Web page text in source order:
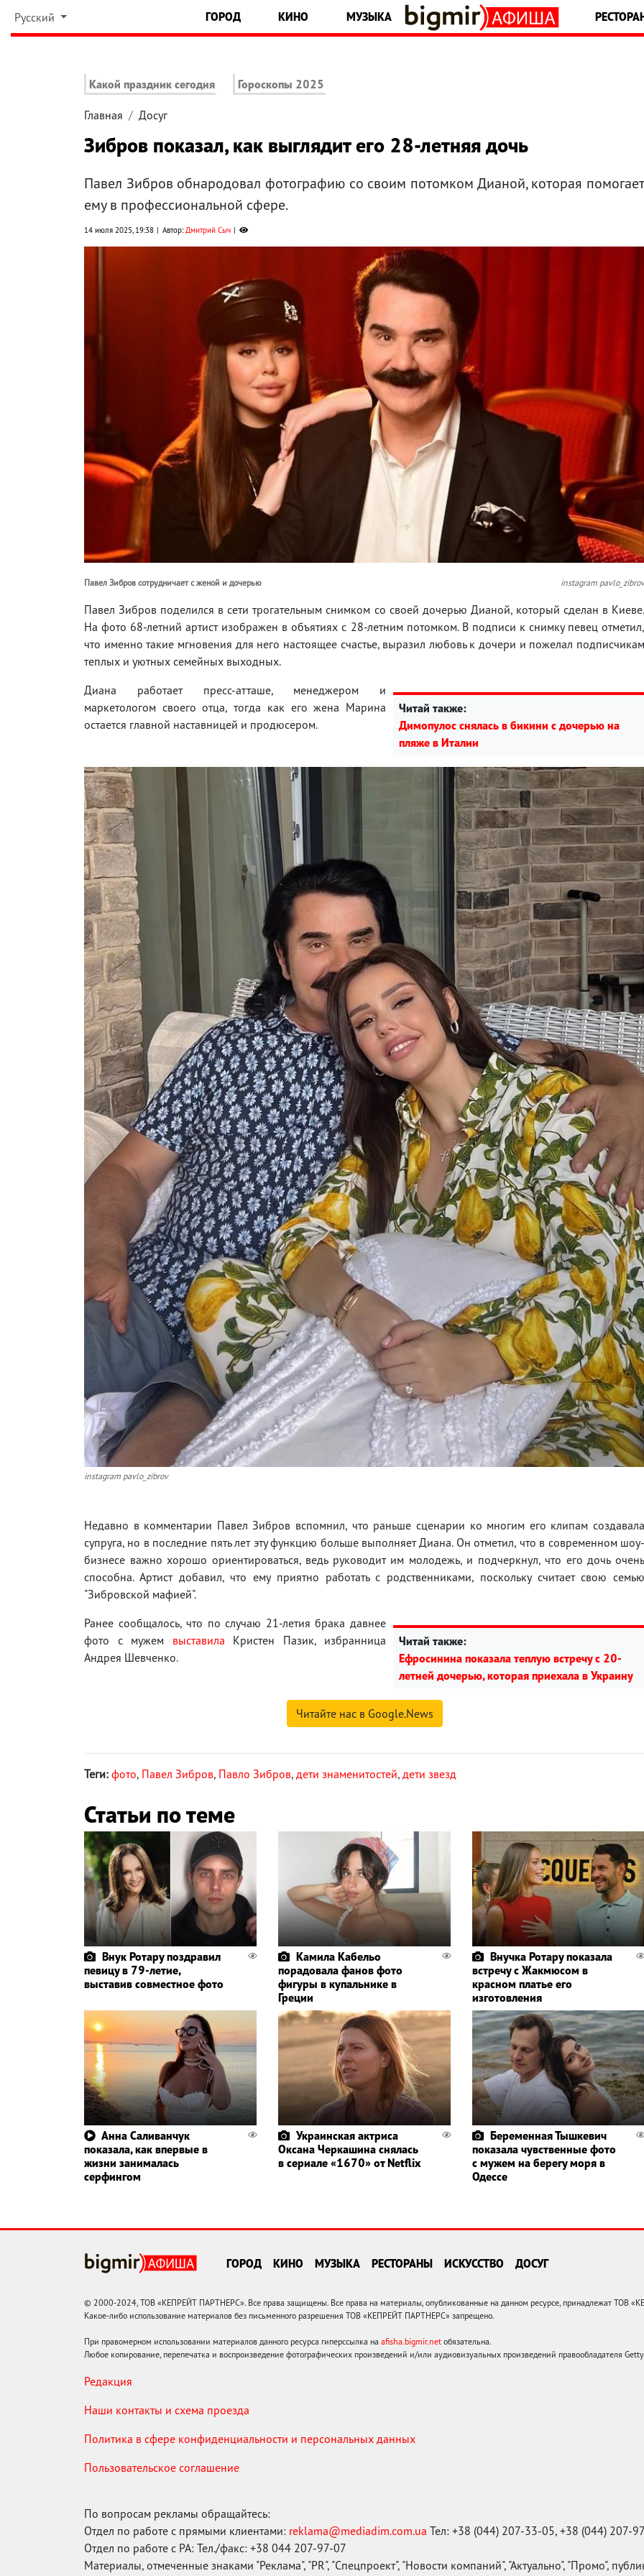
Русский ГОРОД КИНО МУЗЫКА
Какой праздник сегодня Гороскопы 2025
Главная Досуг
Зибров показал, как выглядит его 28-летняя дочь
Павел Зибров обнародовал фотографию со своим потомком Дианой, которая помогает
ему в профессиональной сфере.
14 июля 2025, 19:38 Автор:Дмитрий Сыч
Павел Зибров сотрудничает с женой и дочерью instagram pavlo_zibrov
Павел Зибров поделился в сети трогательным снимком со своей дочерью Дианой, который сделан в Киеве.
На фото 68-летний артист изображен в объятиях с 28-летним потомком. В подписи к снимку певец отметил,
что именно такие мгновения для него настоящее счастье, выразил любовь к дочери и пожелал подписчикам
теплых и уютных семейных выходных.
Читай также:
Димопулос снялась в бикини с дочерью на
пляже в Италии
Диана работает пресс-атташе, менеджером и
маркетологом своего отца, тогда как его жена Марина
остается главной наставницей и продюсером.
instagram pavlo_zibrov
Недавно в комментарии Павел Зибров вспомнил, что раньше сценарии ко многим его клипам создавала
супруга, но в последние пять лет эту функцию больше выполняет Диана. Он отметил, что в современном шоу-
бизнесе важно хорошо ориентироваться, ведь руководит им молодежь, и подчеркнул, что его дочь очень
способна. Артист добавил, что ему приятно работать с родственниками, поскольку считает свою семью
"Зибровской мафией".
Читай также:
Ефросинина показала теплую встречу с 20-
летней дочерью, которая приехала в Украину
Ранее сообщалось, что по случаю 21-летия брака давнее
фото с мужем выставила Кристен Пазик, избранница
Андрея Шевченко.
Читайте нас в Google.News
Теги: фото, Павел Зибров, Павло Зибров, дети знаменитостей, дети звезд
Статьи по теме
Внук Ротару поздравил
певицу в 79-летие,
выставив совместное фото
Камила Кабельо
порадовала фанов фото
фигуры в купальнике в
Греции
Внучка Ротару показала
встречу с Жакмюсом в
красном платье его
изготовления
Анна Саливанчук
показала, как впервые в
жизни занималась
серфингом
Украинская актриса
Оксана Черкашина снялась
в сериале «1670» от Netflix
Беременная Тышкевич
показала чувственные фото
с мужем на берегу моря в
Одессе
ГОРОД КИНО МУЗЫКА РЕСТОРАНЫ ИСКУССТВО ДОСУГ
© 2000-2024, ТОВ «КЕПРЕЙТ ПАРТНЕРС». Все права защищены. Все права на материалы, опубликованные на данном ресурсе, принадлежат ТОВ
Какое-либо использование материалов без письменного разрешения ТОВ «КЕПРЕЙТ ПАРТНЕРС» запрещено.
При правомерном использовании материалов данного ресурса гиперссылка на afisha.bigmir.net обязательна.
Любое копирование, перепечатка и воспроизведение фотографических произведений и/или аудиовизуальных произведений правообладателя Getty
Редакция
Наши контакты и схема проезда
Политика в сфере конфиденциальности и персональных данных
Пользовательское соглашение
По вопросам рекламы обращайтесь:
Отдел по работе с прямыми клиентами: reklama@mediadim.com.ua Тел: +38 (044) 207-33-05, +38 (044) 207-
Отдел по работе с РА: Тел./факс: +38 044 207-97-07
Материалы, отмеченные знаками "Реклама", "PR", "Спецпроект", "Новости компаний", "Актуально", "Промо",